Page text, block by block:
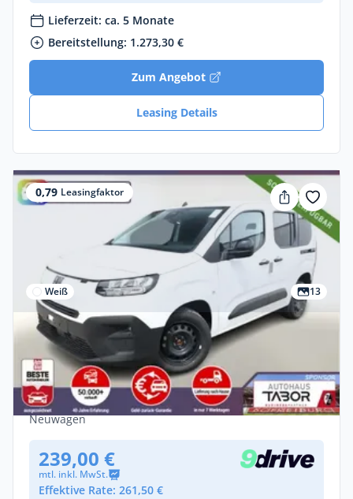
Lieferzeit: ca. 5 Monate
Bereitstellung: 1.273,30 €
Zum Angebot
Leasing Details
0,79 Leasingfaktor
Weiß 13
Gewerbe
Fiat Doblo Kombi N1 Klimaaut PrivG LED
3xIso CarP Tem
Diesel • Manuell •
130 PS (96 kW)
Neuwagen
239,00 €
mtl. inkl. MwSt.
Effektive Rate: 261,50 €